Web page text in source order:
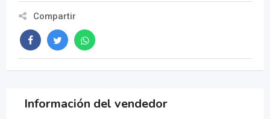
Compartir
Información del vendedor